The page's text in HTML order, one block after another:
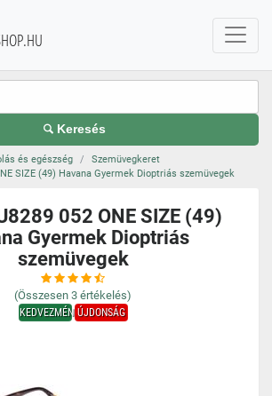
Keresés
és egészség
Szemüvegkeret
SIZE (49) Havana Gyermek Dioptriás szemüvegek
052 ONE SIZE (49)
Gyermek Dioptriás
szemüvegek
(Összesen 3 értékelés)
KEDVEZMÉNYÚJDONSÁG